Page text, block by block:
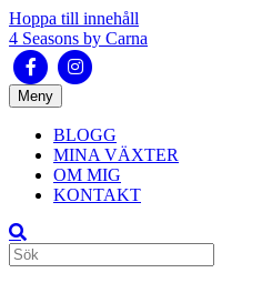
Hoppa till innehåll
4 Seasons by Carna
FacebookInstagram
Meny
BLOGG
MINA VÄXTER
OM MIG
KONTAKT